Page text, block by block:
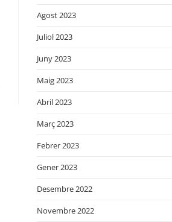
Agost 2023
Juliol 2023
Juny 2023
Maig 2023
Abril 2023
Març 2023
Febrer 2023
Gener 2023
Desembre 2022
Novembre 2022